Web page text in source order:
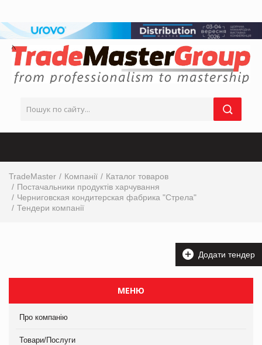
TradeMaster Компанії
Каталог товаров
Постачальники продуктів харчування
Черниговская кондитерская фабрика "Стрела"
Тендери компанії
Додати тендер
МЕНЮ
Про компанію
Товари/Послуги